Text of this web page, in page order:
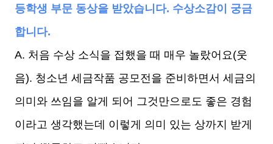
등학생 부문 동상을 받았습니다. 수상소감이 궁금
합니다.
A. 처음 수상 소식을 접했을 때 매우 놀랐어요(웃
음). 청소년 세금작품 공모전을 준비하면서 세금의
의미와 쓰임을 알게 되어 그것만으로도 좋은 경험
이라고 생각했는데 이렇게 의미 있는 상까지 받게